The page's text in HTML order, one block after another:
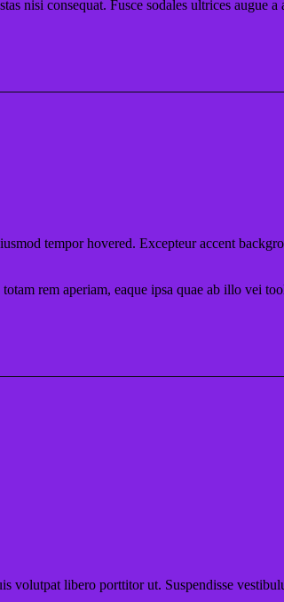
nisi consequat. Fusce sodales ultrices augue a
tempor hovered. Excepteuraccent
rem aperiam, eaque ipsa quae ab illo vei
libero porttitor ut. Suspendisse